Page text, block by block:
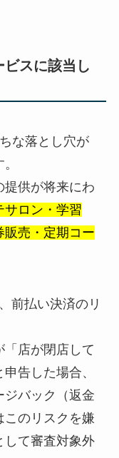
スに該当し
な落とし穴が
提供が将来にわ
サロン・学習
販売・定期コー
前払い決済のリ
店が閉店して
告した場合、
ジバック（返金
このリスクを嫌
して審査対象外